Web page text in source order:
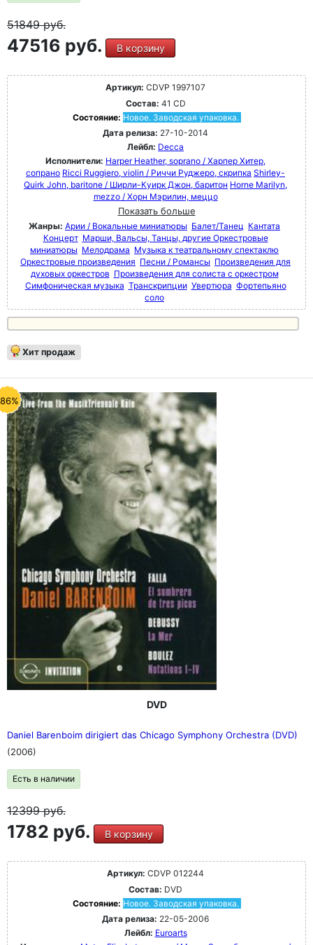
51849руб.
47516 руб. В корзину
Артикул: CDVP 1997107
Состав: 41 CD
Состояние: Новое. Заводская упаковка.
Дата релиза: 27-10-2014
Лейбл: Decca
Исполнители: Harper Heather, soprano / Харпер Хитер,
сопрано Ricci Ruggiero, violin / Риччи Руджеро, скрипка Shirley-
Quirk John, baritone / Ширли-Куирк Джон, баритон Horne Marilyn,
mezzo / Хорн Мэрилин, меццо
Показать больше
Жанры: Арии / Вокальные миниатюры Балет/Танец Кантата
Концерт Марши, Вальсы, Танцы, другие Оркестровые
миниатюры Мелодрама Музыка к театральному спектаклю
Оркестровые произведения Песни / Романсы Произведения для
духовых оркестров Произведения для солиста с оркестром
Симфоническая музыка Транскрипции Увертюра Фортепьяно
соло
Хит продаж
DVD
Daniel Barenboim dirigiert das Chicago Symphony Orchestra (DVD)
(2006)
Есть в наличии
12399руб.
1782 руб. В корзину
Артикул: CDVP 012244
Состав: DVD
Состояние: Новое. Заводская упаковка.
Дата релиза: 22-05-2006
Лейбл: Euroarts